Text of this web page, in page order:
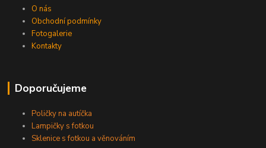
O nás
Obchodní podmínky
Fotogalerie
Kontakty
Doporučujeme
Poličky na autíčka
Lampičky s fotkou
Sklenice s fotkou a věnováním